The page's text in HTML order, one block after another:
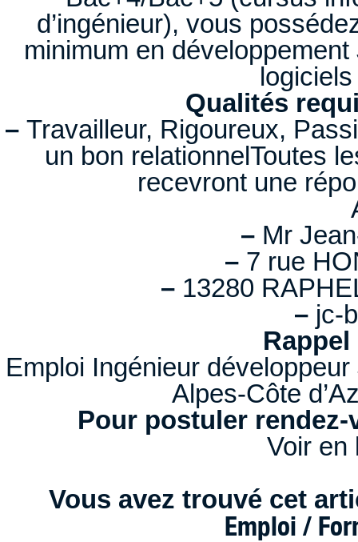
d’ingénieur), vous
minimum en
logiciels
Qualités
– Travailleur, Rigoureux,
un bon relationnelToutes
recevront une
– Mr
– 7 rue
– 13280
– jc-
Emploi Ingénieur
Alpes-Côte
Pour postuler rendez-
Voir
Vous avez trouvé cet
Emploi /